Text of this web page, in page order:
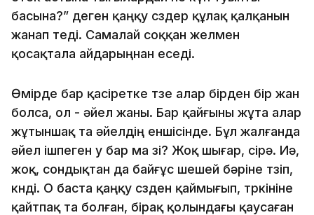
басына?” деген қаңқу сөздер құлақ қалқанын
жанап өтеді. Самалай соққан желмен
қосақтала айдарыңнан еседі.
Өмірде бар қасіретке төзе алар бірден бір жан
болса, ол - әйел жаны. Бар қайғыны жұта алар
жұтыншақ та әйелдің еншісінде. Бұл жалғанда
әйел ішпеген у бар ма өзі? Жоқ шығар, сірә. Иә,
жоқ, сондықтан да байғұс шешей бәріне төзіп,
көнді. О баста қаңқу сөзден қаймығып, төркініне
қайтпақ та болған, бірақ қолындағы қаусаған